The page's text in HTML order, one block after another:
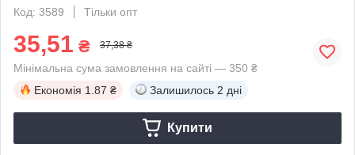
Код: 3589
Тільки опт
35,51 ₴ 37,38 ₴
Мінімальна сума замовлення на сайті — 350 ₴
Економія 1.87 ₴ Залишилось 2 дні
Купити